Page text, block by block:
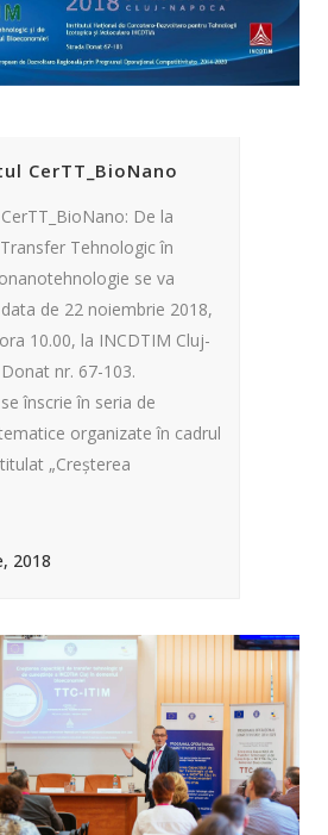
CerTT_BioNano
De la
Tehnologic în
se va
de 22 noiembrie 2018,
10.00, la INCDTIM Cluj-
nr. 67-103.
înscrie în seria de
organizate în cadrul
„Creșterea
2018